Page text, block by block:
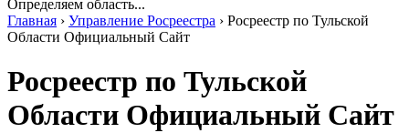
Определяем область...
Главная › Управление Росреестра › Росреестр по Тульской
Области Официальный Сайт
Росреестр по Тульской
Области Официальный Сайт